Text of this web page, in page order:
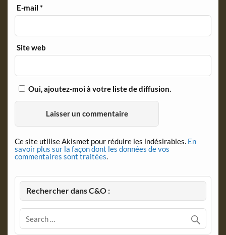
E-mail*
Site web
Oui, ajoutez-moi à votre liste de diffusion.
Ce site utilise Akismet pour réduire les indésirables. En
savoir plus sur la façon dont les données de vos
commentaires sont traitées.
Rechercher dans C&O :